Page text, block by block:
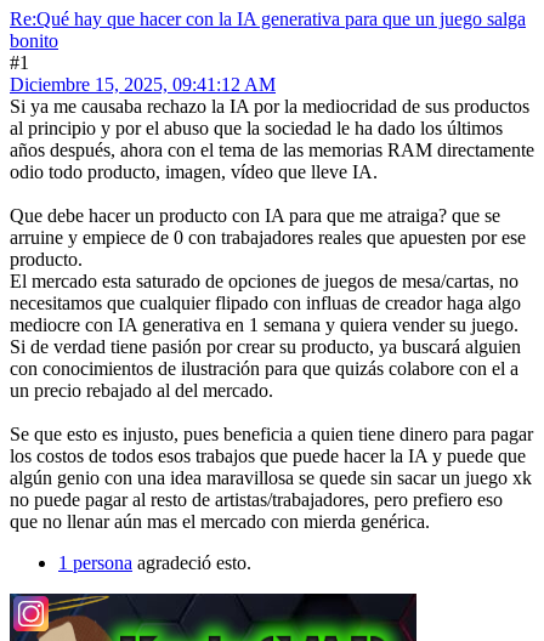
Re:Qué hay que hacer con la IA generativa para que un juego salga
bonito
#1
Diciembre 15, 2025, 09:41:12 AM
Si ya me causaba rechazo la IA por la mediocridad de sus productos
al principio y por el abuso que la sociedad le ha dado los últimos
años después, ahora con el tema de las memorias RAM directamente
odio todo producto, imagen, vídeo que lleve IA.
Que debe hacer un producto con IA para que me atraiga? que se
arruine y empiece de 0 con trabajadores reales que apuesten por ese
producto.
El mercado esta saturado de opciones de juegos de mesa/cartas, no
necesitamos que cualquier flipado con influas de creador haga algo
mediocre con IA generativa en 1 semana y quiera vender su juego.
Si de verdad tiene pasión por crear su producto, ya buscará alguien
con conocimientos de ilustración para que quizás colabore con el a
un precio rebajado al del mercado.
Se que esto es injusto, pues beneficia a quien tiene dinero para pagar
los costos de todos esos trabajos que puede hacer la IA y puede que
algún genio con una idea maravillosa se quede sin sacar un juego xk
no puede pagar al resto de artistas/trabajadores, pero prefiero eso
que no llenar aún mas el mercado con mierda genérica.
1 persona agradeció esto.